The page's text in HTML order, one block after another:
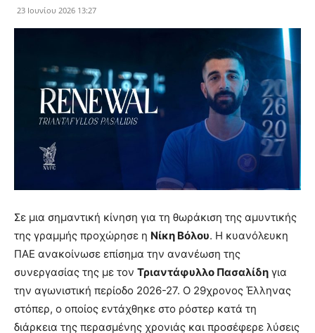
23 Ιουνίου 2026 13:27
Σε μια σημαντική κίνηση για τη θωράκιση της αμυντικής
της γραμμής προχώρησε η Νίκη Βόλου. Η κυανόλευκη
ΠΑΕ ανακοίνωσε επίσημα την ανανέωση της
συνεργασίας της με τον Τριαντάφυλλο Πασαλίδη για
την αγωνιστική περίοδο 2026-27. Ο 29χρονος Έλληνας
στόπερ, ο οποίος εντάχθηκε στο ρόστερ κατά τη
διάρκεια της περασμένης χρονιάς και προσέφερε λύσεις